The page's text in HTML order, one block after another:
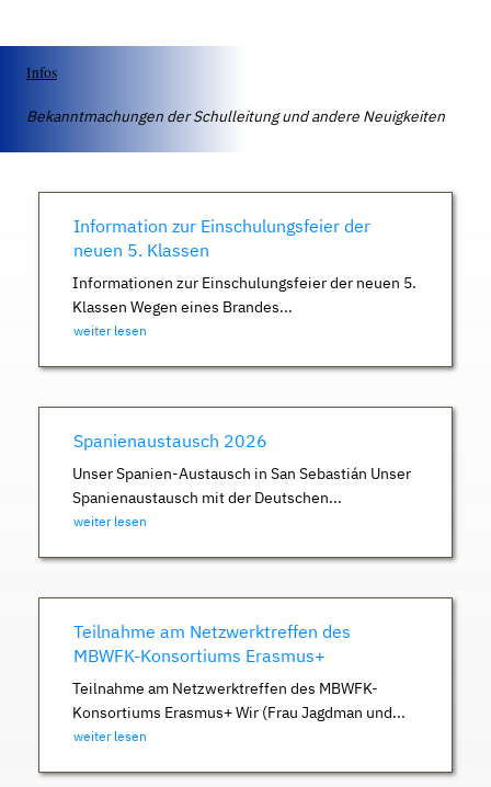
Infos
Bekanntmachungen der Schulleitung und andere Neuigkeiten
Information zur Einschulungsfeier der
neuen 5. Klassen
Informationen zur Einschulungsfeier der neuen 5.
Klassen Wegen eines Brandes...
weiter lesen
Spanienaustausch 2026
Unser Spanien-Austausch in San Sebastián Unser
Spanienaustausch mit der Deutschen...
weiter lesen
Teilnahme am Netzwerktreffen des
MBWFK-Konsortiums Erasmus+
Teilnahme am Netzwerktreffen des MBWFK-
Konsortiums Erasmus+ Wir (Frau Jagdman und...
weiter lesen